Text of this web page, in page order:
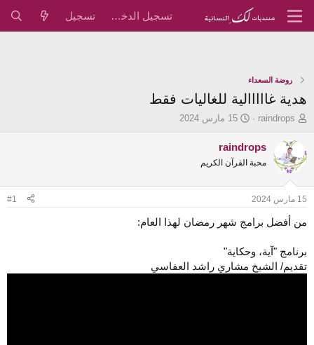
تسجيل الدخول تسجيل
روضة السعداء
هدية غااااالية للغاليات فقط
ب
د
ئ
ا
و
ض
و
raindrops
ت
ر
خ
ب
15 مارس 2024
raindrops
محبة القرآن الكريم
15 مارس 2024 #1
من أفضل برامج شهر رمضان لهذا العام:
برنامج "آية، وحكاية"
تقديم/ الشيخ مشاري راشد العفاسي